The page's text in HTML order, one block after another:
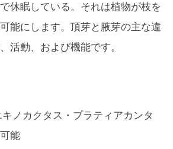
休眠している。それは植物が枝を
能にします。頂芽と腋芽の主な違
活動、および機能です。
ノカクタス・プラティアカンタ
能